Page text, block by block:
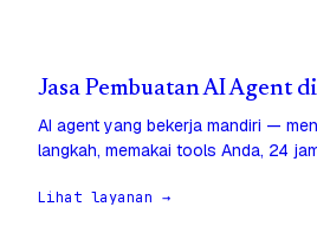
Jasa Pembuatan AI Agent
AI agent yang bekerja mandiri —
langkah, memakai tools Anda, 24
Lihat layanan →